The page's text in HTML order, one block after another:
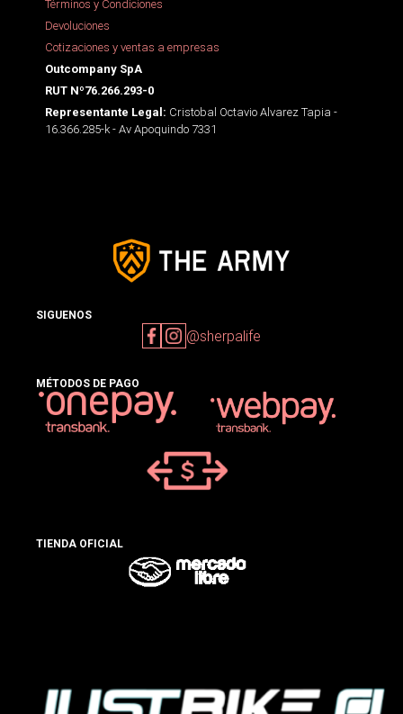
Términos y Condiciones
Devoluciones
Cotizaciones y ventas a empresas
Outcompany SpA
RUT Nº76.266.293-0
Representante Legal: Cristobal Octavio Alvarez Tapia -
16.366.285-k - Av Apoquindo 7331
SIGUENOS
@sherpalife
MÉTODOS DE PAGO
TIENDA OFICIAL